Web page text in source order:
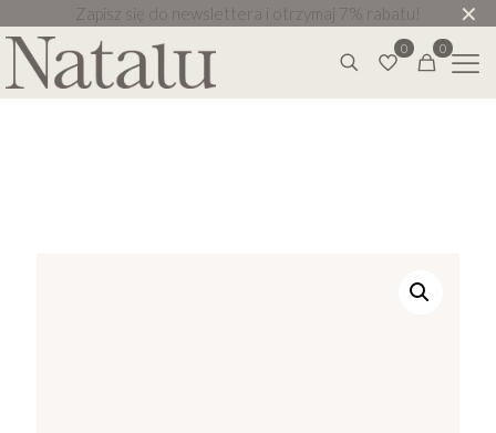
Zapisz się do newslettera i otrzymaj 7% rabatu! ✕
0 0